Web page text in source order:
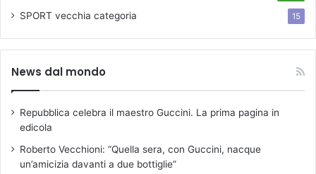
SPORT vecchia categoria 15
News dal mondo
Repubblica celebra il maestro Guccini. La prima pagina in
edicola
Roberto Vecchioni: “Quella sera, con Guccini, nacque
un’amicizia davanti a due bottiglie”